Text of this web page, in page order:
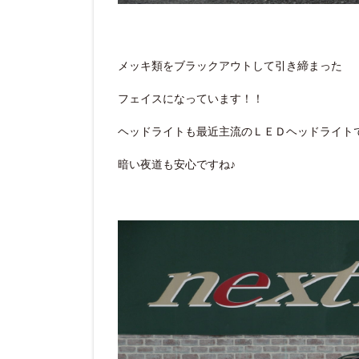
メッキ類をブラックアウトして引き締まった
フェイスになっています！！
ヘッドライトも最近主流のＬＥＤヘッドライト
暗い夜道も安心ですね♪